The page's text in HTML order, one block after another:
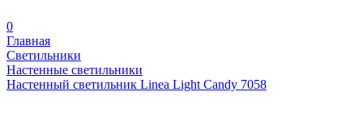
0
Главная
Светильники
Настенные светильники
Настенный светильник Linea Light Candy 7058